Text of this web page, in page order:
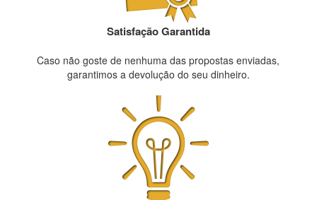
Satisfação Garantida
Caso não goste de nenhuma das propostas enviadas,
garantimos a devolução do seu dinheiro.